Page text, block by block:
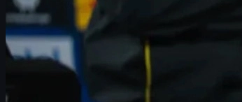
Rezumat IEM Atlanta 2026:
IEM Atlanta 2026 a produs deja povești
CS2din lume, și GamerLegion , un line-
Ambele formații au fost forțate să lupte pentru